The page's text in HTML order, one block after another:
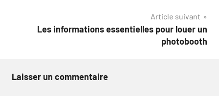
Article suivant
Les informations essentielles pour louer un
photobooth
Laisser un commentaire